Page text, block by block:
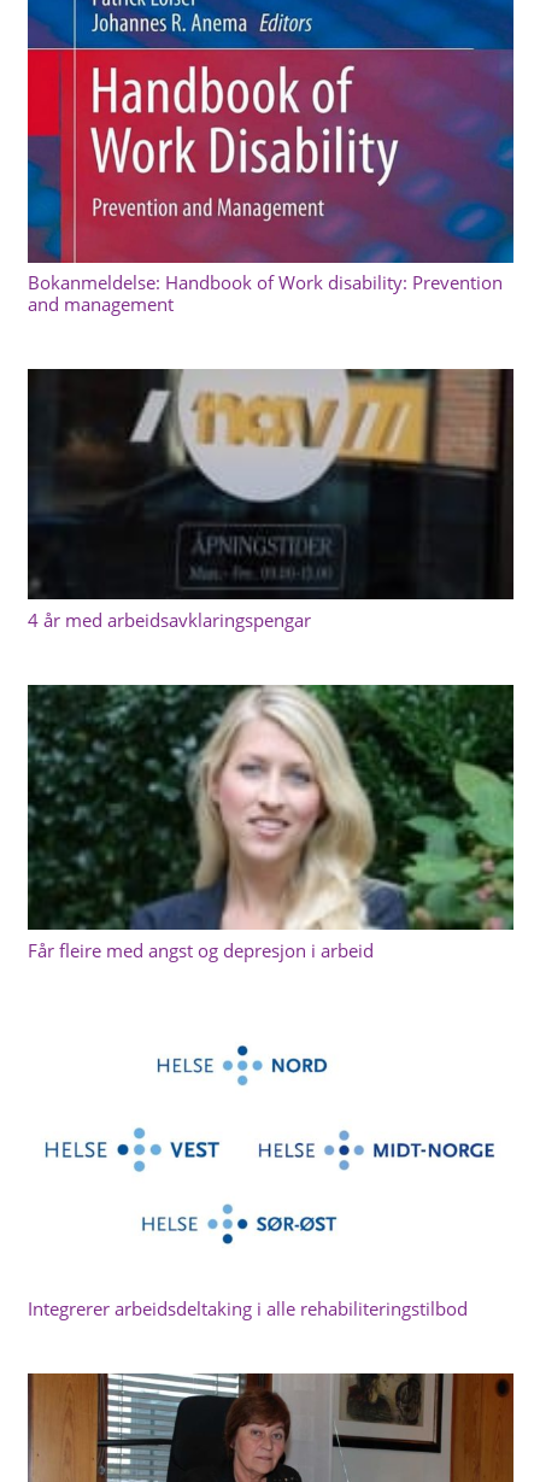
Bokanmeldelse: Handbook of Work disability: Prevention
and management
4 år med arbeidsavklaringspengar
Får fleire med angst og depresjon i arbeid
Integrerer arbeidsdeltaking i alle rehabiliteringstilbod